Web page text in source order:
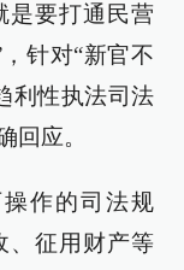
是要打通民营
针对“新官不
利性执法司法
回应。
作的司法规
、征用财产等